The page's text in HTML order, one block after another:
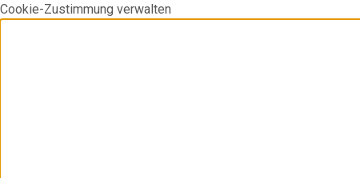
Cookie-Zustimmung verwalten